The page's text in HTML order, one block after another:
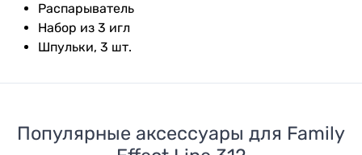
Распарыватель
Набор из 3 игл
Шпульки, 3 шт.
Популярные аксессуары для Family